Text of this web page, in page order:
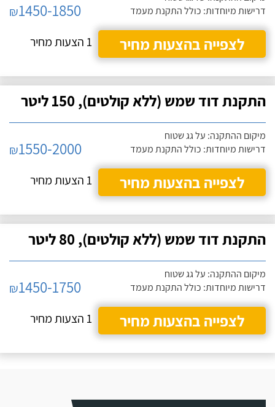
דרישות מיוחדות: כולל התקנת מעמד
₪1450-1850
לצפייה בהצעות מחיר
1 הצעות מחיר
התקנת דוד שמש (ללא קולטים), 150 ליטר
מיקום ההתקנה: על גג שטוח
דרישות מיוחדות: כולל התקנת מעמד
₪1550-2000
לצפייה בהצעות מחיר
1 הצעות מחיר
התקנת דוד שמש (ללא קולטים), 80 ליטר
מיקום ההתקנה: על גג שטוח
דרישות מיוחדות: כולל התקנת מעמד
₪1450-1750
לצפייה בהצעות מחיר
1 הצעות מחיר